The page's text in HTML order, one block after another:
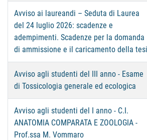
Avviso ai laureandi – Seduta di Laurea
del 24 luglio 2026: scadenze e
adempimenti. Scadenze per la domanda
di ammissione e il caricamento della tesi
Avviso agli studenti del III anno - Esame
di Tossicologia generale ed ecologica
Avviso agli studenti del I anno - C.I.
ANATOMIA COMPARATA E ZOOLOGIA -
Prof.ssa M. Vommaro